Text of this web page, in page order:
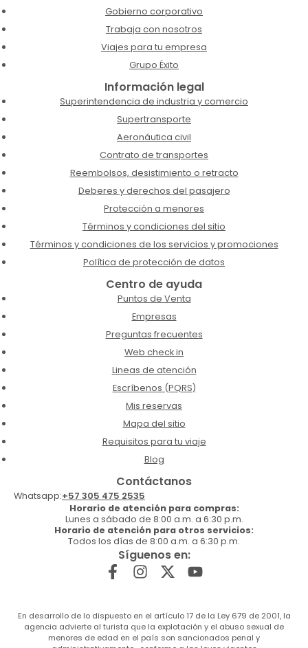
Gobierno corporativo
Trabaja con nosotros
Viajes para tu empresa
Grupo Éxito
Información legal
Superintendencia de industria y comercio
Supertransporte
Aeronáutica civil
Contrato de transportes
Reembolsos, desistimiento o retracto
Deberes y derechos del pasajero
Protección a menores
Términos y condiciones del sitio
Términos y condiciones de los servicios y promociones
Política de protección de datos
Centro de ayuda
Puntos de Venta
Empresas
Preguntas frecuentes
Web check in
Lineas de atención
Escríbenos (PQRS)
Mis reservas
Mapa del sitio
Requisitos para tu viaje
Blog
Contáctanos
Whatsapp:+57 305 475 2535
Horario de atención para compras:
Lunes a sábado de 8:00 a.m. a 6:30 p.m.
Horario de atención para otros servicios:
Todos los días de 8:00 a.m. a 6:30 p.m.
Síguenos en:
En desarrollo de lo dispuesto en el artículo 17 de la Ley 679 de 2001, la
agencia advierte al turista que la explotación y el abuso sexual de
menores de edad en el país son sancionados penal y